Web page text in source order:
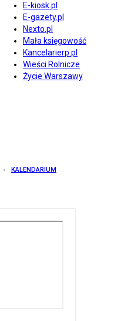
E-kiosk.pl
E-gazety.pl
Nexto.pl
Mała księgowość
Kancelarierp.pl
Wieści Rolnicze
Życie Warszawy
KALENDARIUM